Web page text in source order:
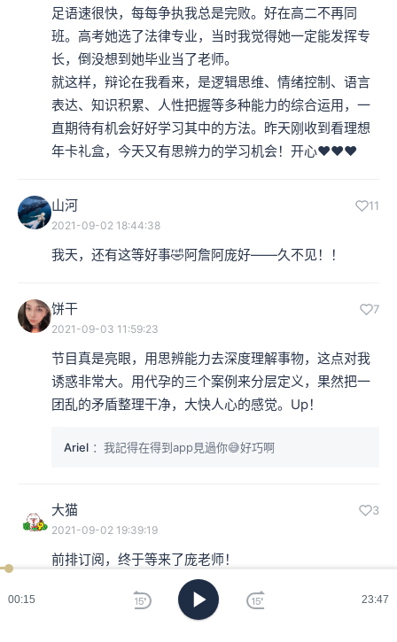
00:16 23:47
足语速很快，每每争执我总是完败。好在高二不再同
班。高考她选了法律专业，当时我觉得她一定能发挥专
长，倒没想到她毕业当了老师。
就这样，辩论在我看来，是逻辑思维、情绪控制、语言
表达、知识积累、人性把握等多种能力的综合运用，一
直期待有机会好好学习其中的方法。昨天刚收到看理想
年卡礼盒，今天又有思辨力的学习机会！开心❤❤❤
山河 11
2021-09-02 18:44:38
我天，还有这等好事🤣阿詹阿庞好——久不见！！
饼干 7
2021-09-03 11:59:23
节目真是亮眼，用思辨能力去深度理解事物，这点对我
诱惑非常大。用代孕的三个案例来分层定义，果然把一
团乱的矛盾整理干净，大快人心的感觉。Up！
Ariel ：我記得在得到app見過你😅好巧啊
大猫 3
2021-09-02 19:39:19
前排订阅，终于等来了庞老师！